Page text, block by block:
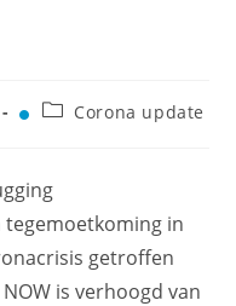
Corona update
tegemoetkoming in
getroffen
is verhoogd van